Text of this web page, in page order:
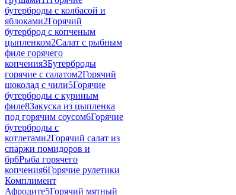
бутерброды с колбасой и
яблоками2Горячий
бутерброд с копченым
цыпленком2Салат с рыбным
филе горячего
копчения3Бутерброды
горячие с салатом2Горячий
шоколад с чили5Горячие
бутерброды с куриным
филе8Закуска из цыпленка
под горячим соусом6Горячие
бутерброды с
котлетами2Горячий салат из
спаржи помидоров и
бр6Рыба горячего
копчения6Горячие рулетики
Комплимент
Афродите5Горячий мятный